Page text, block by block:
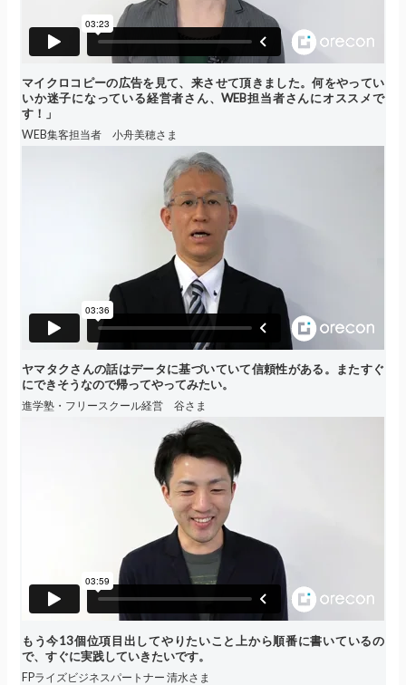
マイクロコピーの広告を見て、来させて頂きました。何をやってい
いか迷子になっている経営者さん、WEB担当者さんにオススメで
す！」
WEB集客担当者 小舟美穂さま
ヤマタクさんの話はデータに基づいていて信頼性がある。またすぐ
にできそうなので帰ってやってみたい。
進学塾・フリースクール経営 谷さま
もう今13個位項目出してやりたいこと上から順番に書いているの
で、すぐに実践していきたいです。
FPライズビジネスパートナー 清水さま